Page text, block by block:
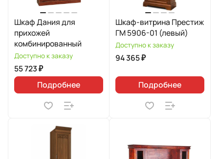
Шкаф Дания для
прихожей
комбинированный
Доступно к заказу
55 723 ₽
Подробнее
Шкаф-витрина Престиж
ГМ 5906-01 (левый)
Доступно к заказу
94 365 ₽
Подробнее